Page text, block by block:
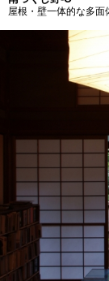
屋根・壁一体的な多面